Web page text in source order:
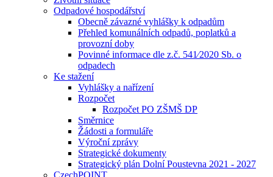
Odpadové hospodářství
Obecně závazné vyhlášky k odpadům
Přehled komunálních odpadů, poplatků a
provozní doby
Povinné informace dle z.č. 541⁄2020 Sb. o
odpadech
Ke stažení
Vyhlášky a nařízení
Rozpočet
Rozpočet PO ZŠMŠ DP
Směrnice
Žádosti a formuláře
Výroční zprávy
Strategické dokumenty
Strategický plán Dolní Poustevna 2021 - 2027
CzechPOINT